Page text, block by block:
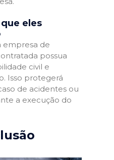
eles
empresa de
possua
civil e
Isso protegerá
de acidentes ou
a execução do